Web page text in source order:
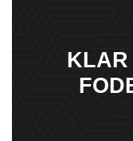
KLAR